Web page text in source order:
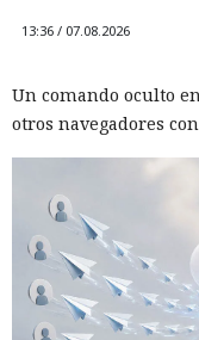
13:36 / 07.08.2026
Un comando oculto
otros navegadores